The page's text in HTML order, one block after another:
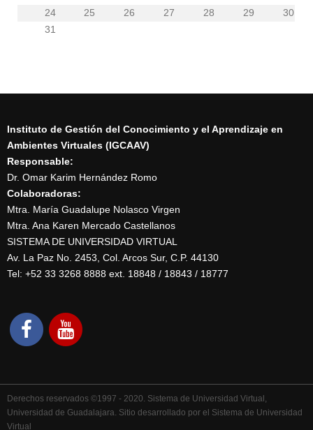
24
25 26 27 28 29
30
31
Instituto de Gestión del Conocimiento y el Aprendizaje en
Ambientes Virtuales (IGCAAV)
Responsable:
Dr. Omar Karim Hernández Romo
Colaboradoras:
Mtra. María Guadalupe Nolasco Virgen
Mtra. Ana Karen Mercado Castellanos
SISTEMA DE UNIVERSIDAD VIRTUAL
Av. La Paz No. 2453, Col. Arcos Sur, C.P. 44130
Tel: +52 33 3268 8888‏ ext. 18848 / 18843 / 18777
Derechos reservados ©1997 - 2020. Sistema de Universidad Virtual,
Universidad de Guadalajara. Sitio desarrollado por el Sistema de Universidad
Virtual